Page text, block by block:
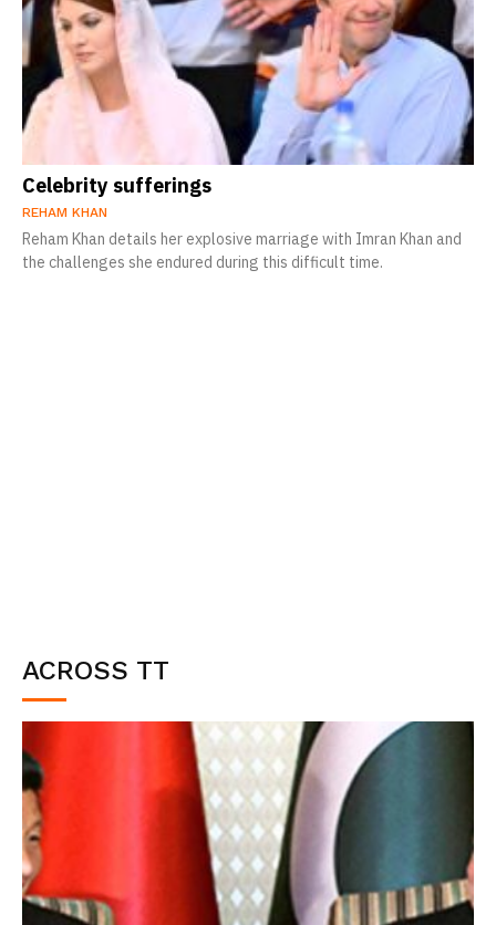
ACROSS TT
Celebrity sufferings
REHAM KHAN
Reham Khan details her explosive marriage with Imran Khan and
the challenges she endured during this difficult time.